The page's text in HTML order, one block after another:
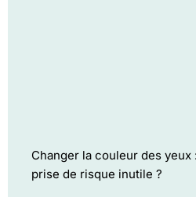
Changer la couleur des
prise de risque inutile ?